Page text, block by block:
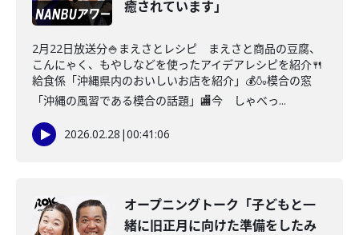
癒されています」
2月22日放送分🍚まえさとレシピ まえさと商品の豆腐、
こんにゃく、もやしなどを使ったアイデアレシピを紹介🍴
給食係「沖縄県内のおいしいお店を紹介」💰🍶模合の窓
「沖縄の風習である模合の話題」🏬今 しゃべっ...
2026.02.28 |00:41:06
オープニングトーク「子どもと一
緒に旧正月に向けた準備をしたみ